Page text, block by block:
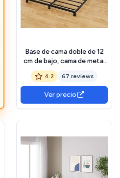
Base de cama doble de 12
cm de bajo, cama de metal
de 135 x 190 cm, marco de
cama de plataforma de
metal resistente con
soporte de listones de
acero, no necesita somier,
4.2 67 reviews
Ver precio